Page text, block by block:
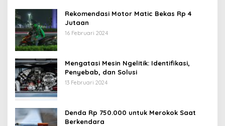
Rekomendasi Motor Matic Bekas Rp 4
Jutaan
16 Februari 2024
Mengatasi Mesin Ngelitik: Identifikasi,
Penyebab, dan Solusi
13 Februari 2024
Denda Rp 750.000 untuk Merokok Saat
Berkendara